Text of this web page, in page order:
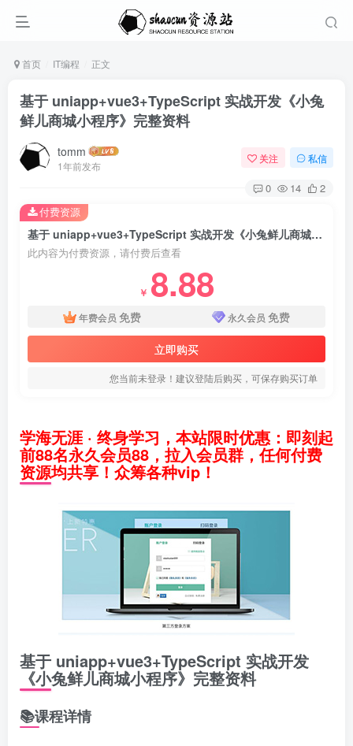
首页 IT编程 正文
基于 uniapp+vue3+TypeScript 实战开发《小兔
鲜儿商城小程序》完整资料
tomm
1年前发布
关注 私信
0 14 2
基于 uniapp+vue3+TypeScript 实战开发《小兔鲜儿商城小程序》完整资料
此内容为付费资源，请付费后查看
￥ 8.88
年费会员 免费 永久会员 免费
立即购买
您当前未登录！建议登陆后购买，可保存购买订单
付费资源
学海无涯 · 终身学习，本站限时优惠：即刻起
前88名永久会员88，拉入会员群，任何付费
资源均共享！众筹各种vip！
基于 uniapp+vue3+TypeScript 实战开发
《小兔鲜儿商城小程序》完整资料
📚课程详情